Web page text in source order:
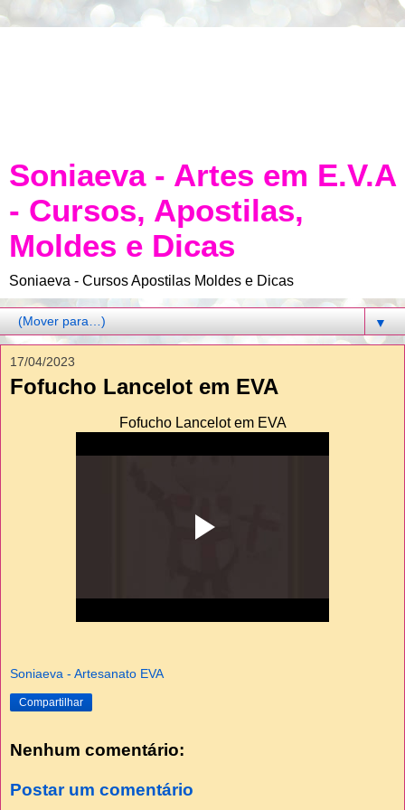
Soniaeva - Artes em E.V.A
- Cursos, Apostilas,
Moldes e Dicas
Soniaeva - Cursos Apostilas Moldes e Dicas
▼
17/04/2023
Fofucho Lancelot em EVA
Fofucho Lancelot em EVA
Soniaeva - Artesanato EVA
Compartilhar
Nenhum comentário:
Postar um comentário